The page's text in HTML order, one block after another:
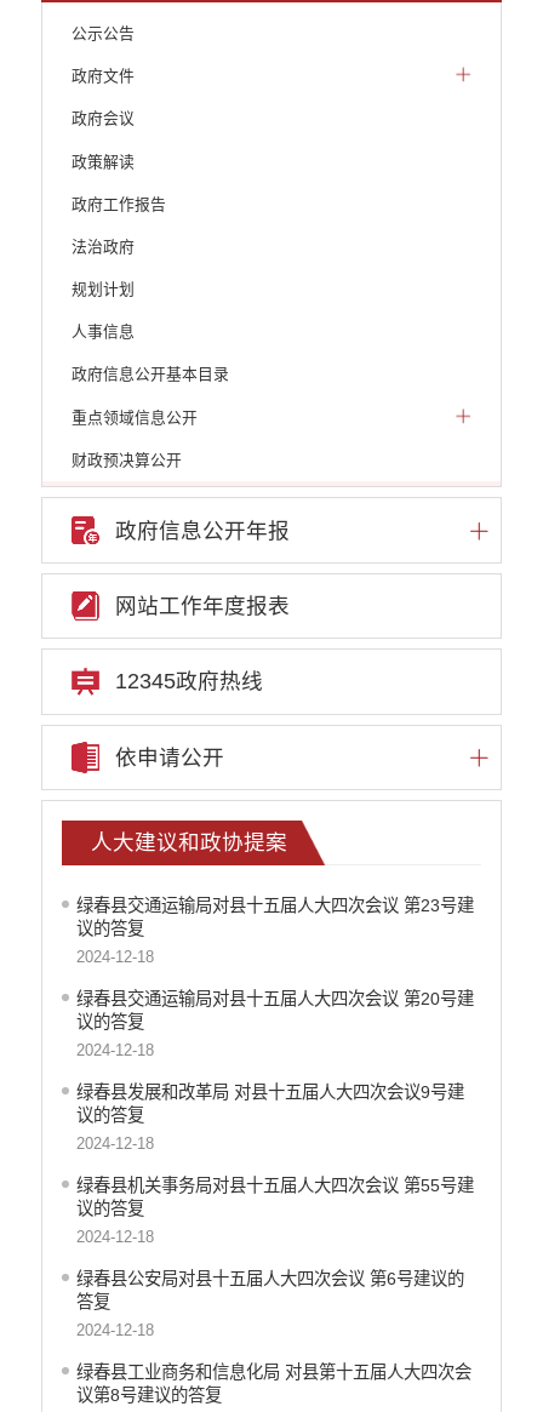
公示公告
政府文件
政府会议
政策解读
政府工作报告
法治政府
规划计划
人事信息
政府信息公开基本目录
重点领域信息公开
财政预决算公开
人大建议和政协提案
机构职能
权责清单
行政处罚和行政强制
行政事业性收费
政府集中采购
重大决策听证事项
重大决策预公开
财政资金直达基层
稳岗就业
乡村振兴
社会救助
养老服务
生态环境
食品药品监督
产品质量
公共文化服务
医疗卫生
政府信息公开年报
网站工作年度报表
12345政府热线
依申请公开
人大建议和政协提案
绿春县交通运输局对县十五届人大四次会议 第23号建
议的答复
2024-12-18
绿春县交通运输局对县十五届人大四次会议 第20号建
议的答复
2024-12-18
绿春县发展和改革局 对县十五届人大四次会议9号建
议的答复
2024-12-18
绿春县机关事务局对县十五届人大四次会议 第55号建
议的答复
2024-12-18
绿春县公安局对县十五届人大四次会议 第6号建议的
答复
2024-12-18
绿春县工业商务和信息化局 对县第十五届人大四次会
议第8号建议的答复